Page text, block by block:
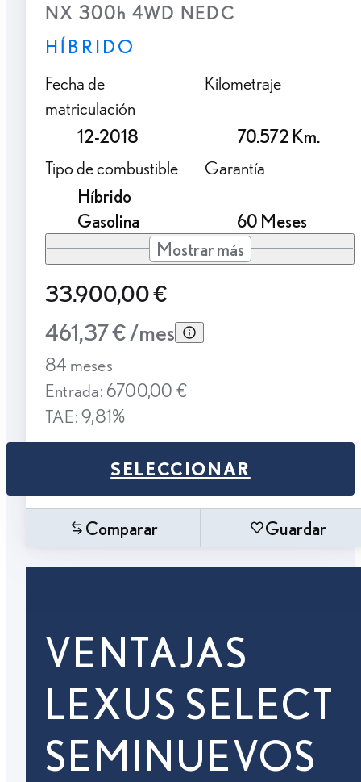
NX 300h 4WD NEDC
HÍBRIDO
Fecha de
matriculación
12-2018
Kilometraje
70.572 Km.
Tipo de combustible
Híbrido
Gasolina
Garantía
60 Meses
Mostrar más
33.900,00 €
461,37 € /mes
84 meses
Entrada: 6700,00 €
TAE: 9,81%
SELECCIONAR
Comparar Guardar
VENTAJAS
LEXUS SELECT
SEMINUEVOS